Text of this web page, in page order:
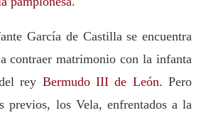
García de Castilla se encuentra
contraer matrimonio con la infanta
rey Bermudo III de León. Pero
previos, los Vela, enfrentados a la